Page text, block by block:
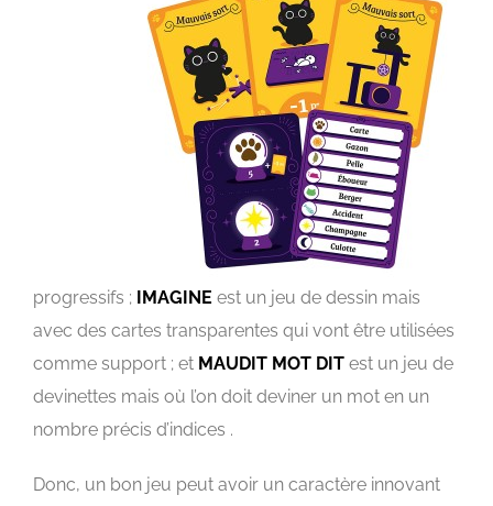
progressifs ; IMAGINE est un jeu de dessin mais
avec des cartes transparentes qui vont être utilisées
comme support ; et MAUDIT MOT DITest un jeu de
devinettes mais où l’on doit deviner un mot en un
nombre précis d’indices .
Donc, un bon jeu peut avoir un caractère innovant